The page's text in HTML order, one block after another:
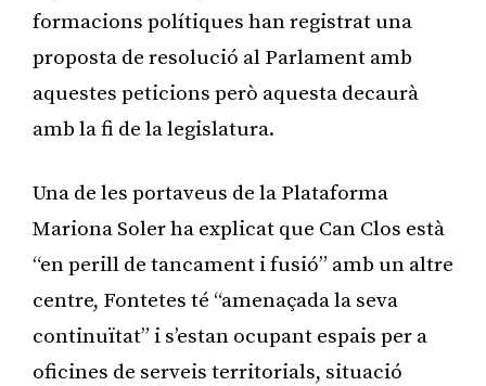
formacions polítiques han registrat una
proposta de resolució al Parlament amb
aquestes peticions però aquesta decaurà
amb la fi de la legislatura.
Una de les portaveus de la Plataforma
Mariona Soler ha explicat que Can Clos està
“en perill de tancament i fusió” amb un altre
centre, Fontetes té “amenaçada la seva
continuïtat” i s’estan ocupant espais per a
oficines de serveis territorials, situació